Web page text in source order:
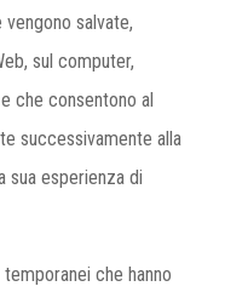
salvate,
sul computer,
che consentono al
successivamente alla
sua esperienza di
che hanno